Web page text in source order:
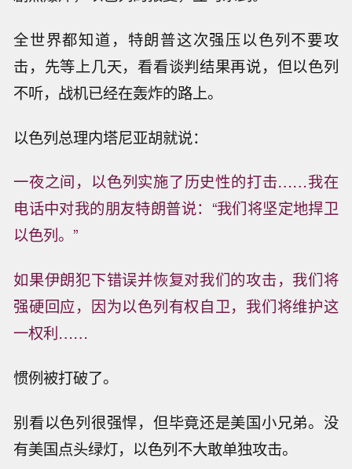
全世界都知道，特朗普这次强压以色列不要攻
击，先等上几天，看看谈判结果再说，但以色列
不听，战机已经在轰炸的路上。
以色列总理内塔尼亚胡就说：
一夜之间，以色列实施了历史性的打击……我在
电话中对我的朋友特朗普说：“我们将坚定地捍卫
以色列。”
如果伊朗犯下错误并恢复对我们的攻击，我们将
强硬回应，因为以色列有权自卫，我们将维护这
一权利……
惯例被打破了。
别看以色列很强悍，但毕竟还是美国小兄弟。没
有美国点头绿灯，以色列不大敢单独攻击。